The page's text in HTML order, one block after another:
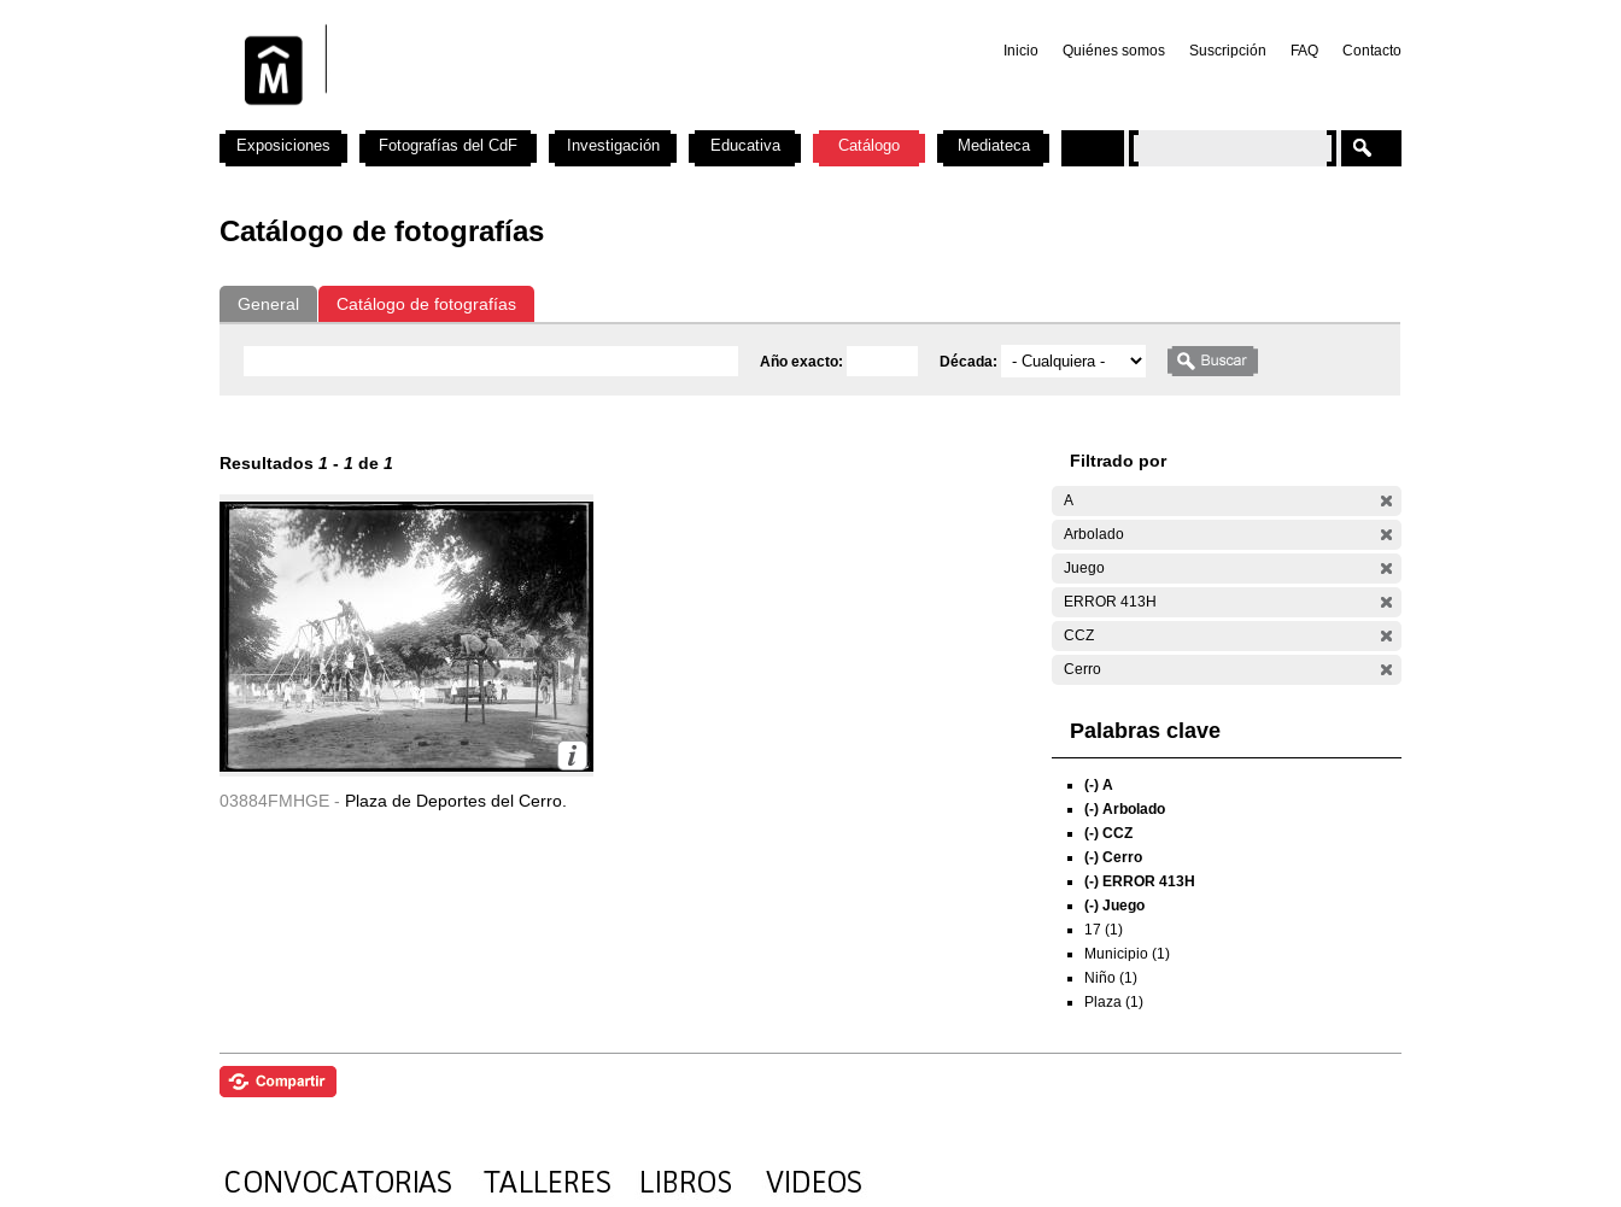
Inicio Quiénes somos Suscripción FAQ Contacto
Catálogo de fotografías
General Catálogo de fotografías
Año exacto: Década:
Resultados 1 - 1 de 1
03884FMHGE - Plaza de Deportes del Cerro.
Filtrado por
A
Arbolado
Juego
ERROR 413H
CCZ
Cerro
Palabras clave
(-) A
(-) Arbolado
(-) CCZ
(-) Cerro
(-) ERROR 413H
(-) Juego
17 (1)
Municipio (1)
Niño (1)
Plaza (1)
Exposiciones Fotografías del CdF Investigación Educativa Catálogo Mediateca